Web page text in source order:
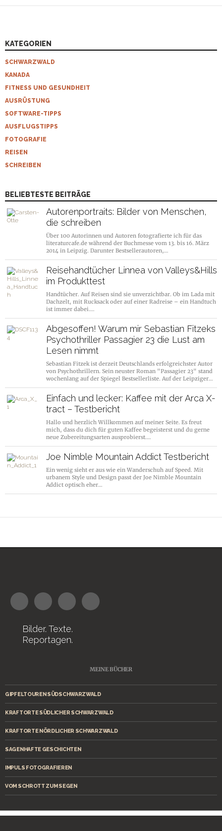
KATEGORIEN
SCHWARZWALD
KANADA
FITNESS UND GESUNDHEIT
AUSRÜSTUNG
SOFTWARE-TIPPS
AUSFLUGSTIPPS
FOTOGRAFIE
REISEN
SCHREIBEN
BELIEBTESTE BEITRÄGE
Autorenportraits: Bilder von Menschen,
die schreiben
Über 100 Autorinnen und Autoren fotografierte ich für das
literaturcafe.de während der Buchmesse vom 13. bis 16. März
2014 in Leipzig. Darunter Bestsellerautoren,…
Reisehandtücher Linnea von Valleys&Hills
im Produkttest
Handtücher. Auf Reisen sind sie unverzichtbar. Ob im Lada mit
Dachzelt, mit Rucksack oder auf einer Radreise – ein Handtuch
ist immer dabei.…
Abgesoffen! Warum mir Sebastian Fitzeks
Psychothriller Passagier 23 die Lust am
Lesen nimmt
Sebastian Fitzek ist derzeit Deutschlands erfolgreichster Autor
von Psychothrillern. Sein neuster Roman "Passagier 23" stand
wochenlang auf der Spiegel Bestsellerliste. Auf der Leipziger…
Einfach und lecker: Kaffee mit der Arca X-
tract – Testbericht
Hallo und herzlich Willkommen auf meiner Seite. Es freut
mich, dass du dich für guten Kaffee begeisterst und du gerne
neue Zubereitungsarten ausprobierst.…
Joe Nimble Mountain Addict Testbericht
Ein wenig sieht er aus wie ein Wanderschuh auf Speed. Mit
urbanem Style und Design passt der Joe Nimble Mountain
Addict optisch eher…
Bilder. Texte.
Reportagen.
MEINE BÜCHER
GIPFELTOUREN SÜDSCHWARZWALD
KRAFTORTE SÜDLICHER SCHWARZWALD
KRAFTORTE NÖRDLICHER SCHWARZWALD
SAGENHAFTE GESCHICHTEN
IMPULS FOTOGRAFIEREN
VOM SCHROTT ZUM SEGEN